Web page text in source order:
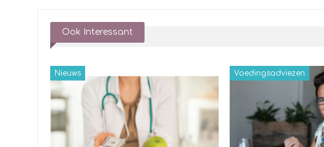
Ook Interessant
Nieuws Voedingsadviezen